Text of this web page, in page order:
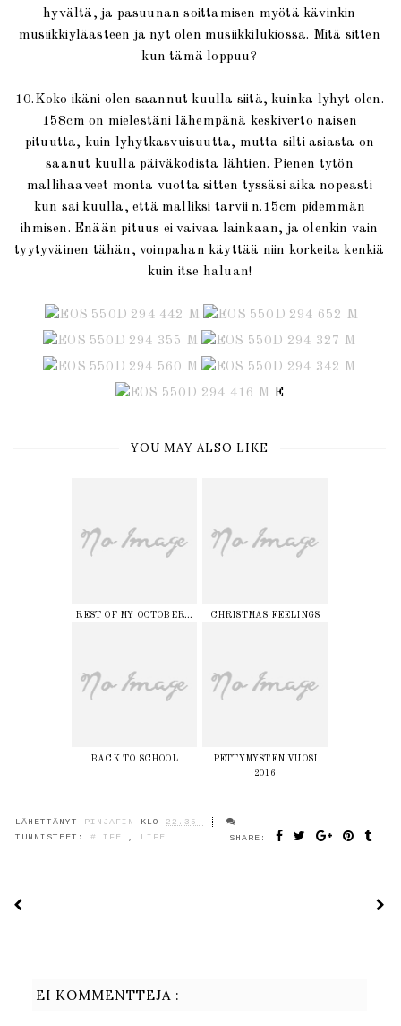
hyvältä, ja pasuunan soittamisen myötä kävinkin
musiikkiyläasteen ja nyt olen musiikkilukiossa. Mitä sitten
kun tämä loppuu?
10.Koko ikäni olen saannut kuulla siitä, kuinka lyhyt olen.
158cm on mielestäni lähempänä keskiverto naisen
pituutta, kuin lyhytkasvuisuutta, mutta silti asiasta on
saanut kuulla päiväkodista lähtien. Pienen tytön
mallihaaveet monta vuotta sitten tyssäsi aika nopeasti
kun sai kuulla, että malliksi tarvii n.15cm pidemmän
ihmisen. Enään pituus ei vaivaa lainkaan, ja olenkin vain
tyytyväinen tähän, voinpahan käyttää niin korkeita kenkiä
kuin itse haluan!
E
YOU MAY ALSO LIKE
REST OF MY OCTOBER... CHRISTMAS FEELINGS
BACK TO SCHOOL
PETTYMYSTEN VUOSI
2016
LÄHETTÄNYT PINJAFIN KLO 22.35
SHARE:
TUNNISTEET: #LIFE , LIFE
EI KOMMENTTEJA :